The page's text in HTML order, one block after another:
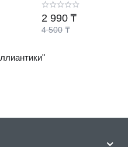
4 500 ₸
2 990 ₸